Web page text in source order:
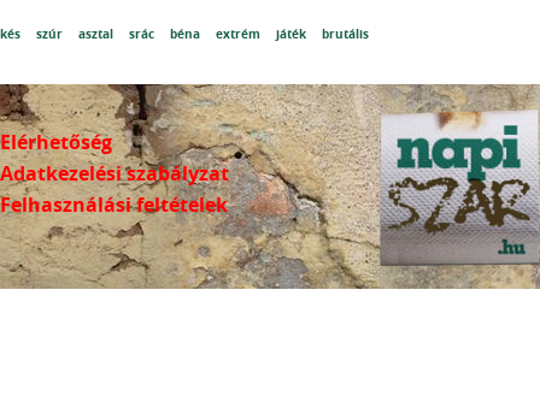
kés szúr asztal srác béna extrém játék brutális
Elérhetőség
Adatkezelési szabályzat
Felhasználási feltételek